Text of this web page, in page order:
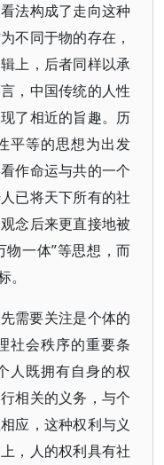
法构成了走向这种
不同于物的存在，
上，后者同样以承
，中国传统的人性
了相近的旨趣。历
平等的思想为出发
作命运与共的一个
已将天下所有的社
念后来更直接地被
物一体”等思想，而
需要关注是个体的
社会秩序的重要条
人既拥有自身的权
相关的义务，与个
应，这种权利与义
，人的权利具有社